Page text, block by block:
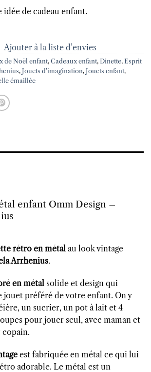
idée de cadeau enfant.
Ajouter à la liste d’envies
de Noël enfant, Cadeaux enfant, Dinette, Esprit
, Jouets d'imagination, Jouets enfant,
émaillée
enfant Omm Design –
rétro en métal au look vintage
Arrhenius.
en métal solide et design qui
jouet préféré de votre enfant. On y
un sucrier, un pot à lait et 4
pour jouer seul, avec maman et
copain.
est fabriquée en métal ce qui lui
adorable. Le métal est un